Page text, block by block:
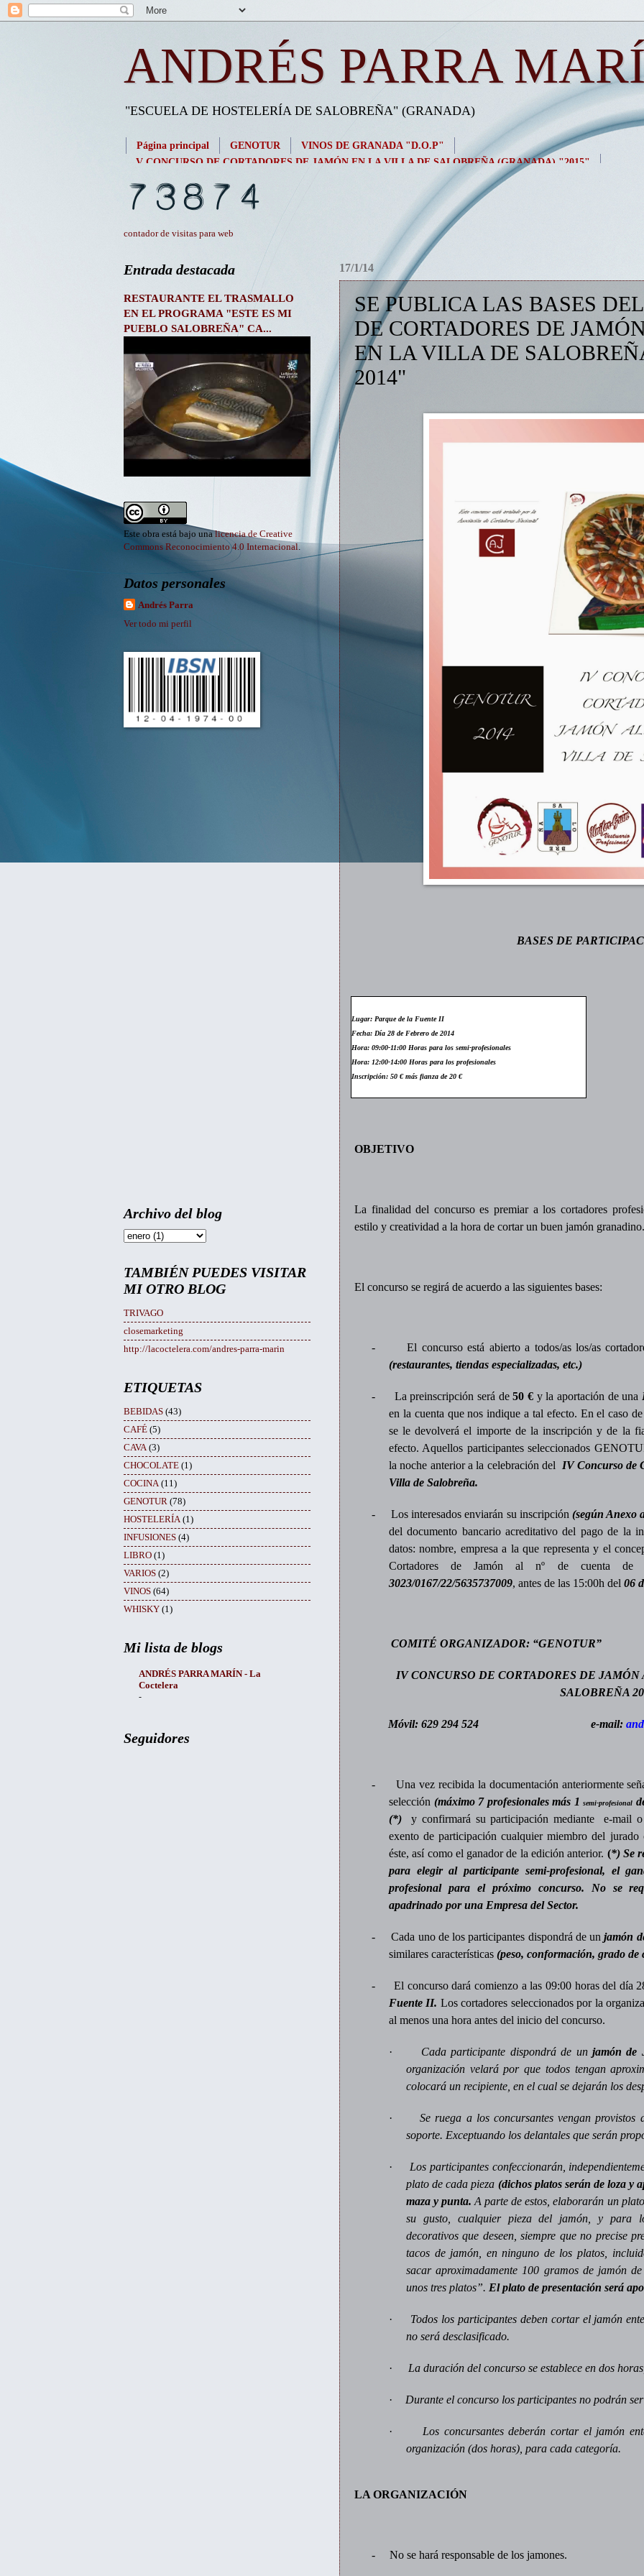
ANDRÉS PARRA
"ESCUELA DE HOSTELERÍA DE SALOBREÑA" (GRANADA)
Página principal GENOTUR
VINOS DE GRANADA "D.O.P"
V CONCURSO DE CORTADORES DE JAMÓN EN LA VILLA DE SALOBREÑA (GRANADA) "2015"
contador de visitas para web
17/1/14
SE PUBLICA LAS BASES
DE CORTADORES DE
EN LA VILLA DE
2014"
BASES DE
Lugar: Parque de la Fuente II
Fecha: Día 28 de Febrero de 2014
Hora: 09:00-11:00 Horas para los semi-profesionales
Hora: 12:00-14:00 Horas para los profesionales
Inscripción: 50 € más fianza de 20 €
OBJETIVO
La finalidad del concurso es premiar a los cortadores
estilo y creatividad a la hora de cortar un buen jamón granadino.
El concurso se regirá de acuerdo a las siguientes bases:
-
El concurso está abierto a todos/as los/as
(restaurantes, tiendas especializadas, etc.)
- La preinscripción será de50 € y la aportación de una
en la cuenta que nos indique a tal efecto. En el caso
se le devolverá el importe de la inscripción y de la
efecto. Aquellos participantes seleccionados
la noche anterior a la celebración del
IV Concurso de
Villa de Salobreña.
- Los interesados enviarán su inscripción (según Anexo
del documento bancario acreditativo del pago de la
datos: nombre, empresa a la que representa y el
Cortadores de Jamón al nº de cuenta
3023/0167/22/5635737009, antes de las 15:00h del 06
COMITÉ ORGANIZADOR: “GENOTUR”
IV CONCURSO DE CORTADORES DE
SALOBREÑA
Móvil: 629 294 524 e-mail:
-
Una vez recibida la documentación anteriormente
selección (máximo 7 profesionales más 1 semi-profesional
(*)
y confirmará su participación mediante
e-mail
exento de participación cualquier miembro del jurado
éste, así como el ganador de la edición anterior. (*) Se
para elegir al participante semi-profesional, el
profesional para el próximo concurso. No se
apadrinado por una Empresa del Sector.
- Cada uno de los participantes dispondrá de unjamón
similares características (peso, conformación, grado
-
El concurso dará comienzo a las 09:00 horas del día
Fuente II. Los cortadores seleccionados por la
al menos una hora antes del inicio del concurso.
· Cada participante dispondrá de unjamón de
organización velará por que todos tengan
colocará un recipiente, en el cual se dejarán los
·
Se ruega a los concursantes vengan
soporte. Exceptuando los delantales que serán
·
Los participantes confeccionarán,
plato de cada pieza (dichos platos serán de loza y
maza y punta.A parte de estos, elaborarán un
su gusto, cualquier pieza del jamón, y para
decorativos que deseen, siempre que no precise
tacos de jamón, en ninguno de los platos,
sacar aproximadamente 100 gramos de jamón
unos tres platos”. El plato de presentación será
·
Todos los participantes deben cortar el jamón
no será desclasificado.
· La duración del concurso se establece en dos
· Durante el concurso los participantes no podrán
·
Los concursantes deberán cortar el jamón
organización (dos horas), para cada categoría.
LA ORGANIZACIÓN
- No se hará responsable de los jamones.
Entrada destacada
RESTAURANTE EL TRASMALLO
EN EL PROGRAMA "ESTE ES MI
PUEBLO SALOBREÑA" CA...
Este obra está bajo unalicencia de Creative
Commons Reconocimiento 4.0 Internacional.
Datos personales
Andrés Parra
Ver todo mi perfil
Archivo del blog
TAMBIÉN PUEDES VISITAR
MI OTRO BLOG
TRIVAGO
closemarketing
http://lacoctelera.com/andres-parra-marin
ETIQUETAS
BEBIDAS (43)
CAFÉ (5)
CAVA (3)
CHOCOLATE (1)
COCINA (11)
GENOTUR (78)
HOSTELERÍA (1)
INFUSIONES (4)
LIBRO (1)
VARIOS (2)
VINOS (64)
WHISKY (1)
Mi lista de blogs
ANDRÉS PARRA MARÍN - La
Coctelera
-
Seguidores